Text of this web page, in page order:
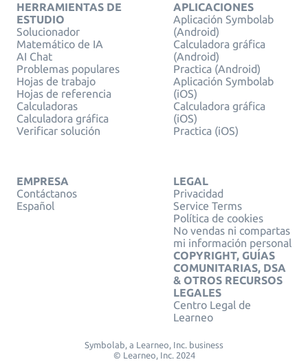
HERRAMIENTAS DE
ESTUDIO
Solucionador
Matemático de IA
AI Chat
Problemas populares
Hojas de trabajo
Hojas de referencia
Calculadoras
Calculadora gráfica
Verificar solución
APLICACIONES
Aplicación Symbolab
(Android)
Calculadora gráfica
(Android)
Practica (Android)
Aplicación Symbolab
(iOS)
Calculadora gráfica
(iOS)
Practica (iOS)
EMPRESA
Contáctanos
Español
LEGAL
Privacidad
Service Terms
Política de cookies
No vendas ni compartas
mi información personal
COPYRIGHT, GUÍAS
COMUNITARIAS, DSA
& OTROS RECURSOS
LEGALES
Centro Legal de
Learneo
Symbolab, a Learneo, Inc. business
© Learneo, Inc. 2024